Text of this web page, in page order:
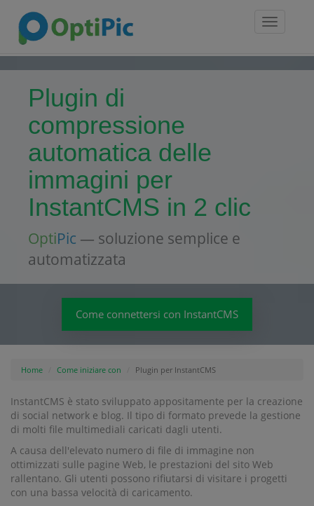
Toggle
Plugin di
compressione
automatica delle
immagini per
InstantCMS in 2 clic
OptiPic — soluzione semplice e
automatizzata
Come connettersi con InstantCMS
Home Come iniziare con Plugin per InstantCMS
InstantCMS è stato sviluppato appositamente per la creazione
di social network e blog. Il tipo di formato prevede la gestione
di molti file multimediali caricati dagli utenti.
A causa dell'elevato numero di file di immagine non
ottimizzati sulle pagine Web, le prestazioni del sito Web
rallentano. Gli utenti possono rifiutarsi di visitare i progetti
con una bassa velocità di caricamento.